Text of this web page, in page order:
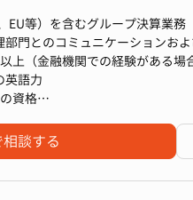
等）を含むグループ決算業務
門とのコミュニケーションお
外）の対応
経理業務のレビューおよび指導
ーティング、連結パッケージ等
業務への配置転換あり
上（金融機関での経験がある場
英語力
資格
を活用したデータ処理・集計
談する